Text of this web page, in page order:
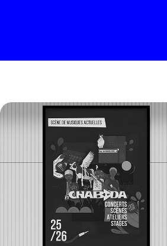
Le Chabada - Création
d'affiche
2026